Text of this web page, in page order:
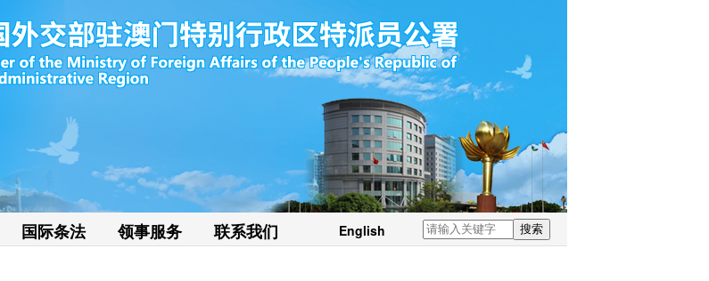
国际条法 领事服务 联系我们 English 搜索